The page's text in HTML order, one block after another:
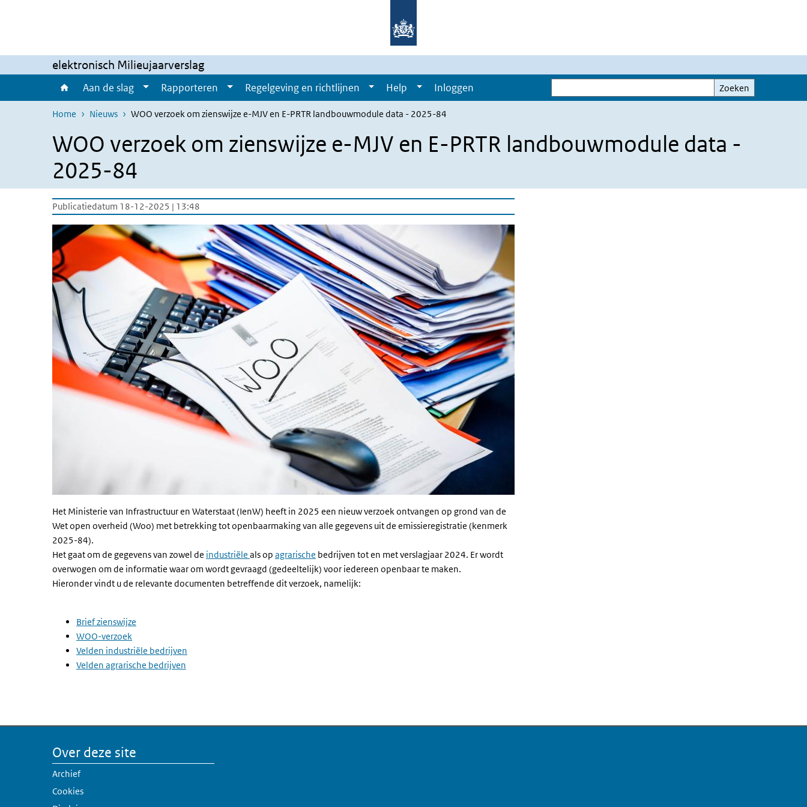
elektronisch Milieujaarverslag
Aan de slag Rapporteren Regelgeving en richtlijnen Help Inloggen
Zoeken
Zoeken
Home Nieuws WOO verzoek om zienswijze e-MJV en E-PRTR landbouwmodule data - 2025-84
WOO verzoek om zienswijze e-MJV en E-PRTR landbouwmodule data -
2025-84
Publicatiedatum 18-12-2025 | 13:48
Het Ministerie van Infrastructuur en Waterstaat (IenW) heeft in 2025 een nieuw verzoek ontvangen op grond van de
Wet open overheid (Woo) met betrekking tot openbaarmaking van alle gegevens uit de emissieregistratie (kenmerk
2025-84).
Het gaat om de gegevens van zowel de industriële als op agrarische bedrijven tot en met verslagjaar 2024. Er wordt
overwogen om de informatie waar om wordt gevraagd (gedeeltelijk) voor iedereen openbaar te maken.
Hieronder vindt u de relevante documenten betreffende dit verzoek, namelijk:
Brief zienswijze
WOO-verzoek
Velden industriële bedrijven
Velden agrarische bedrijven
Over deze site
Archief
Cookies